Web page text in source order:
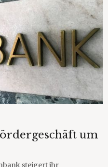
um
steigert ihr